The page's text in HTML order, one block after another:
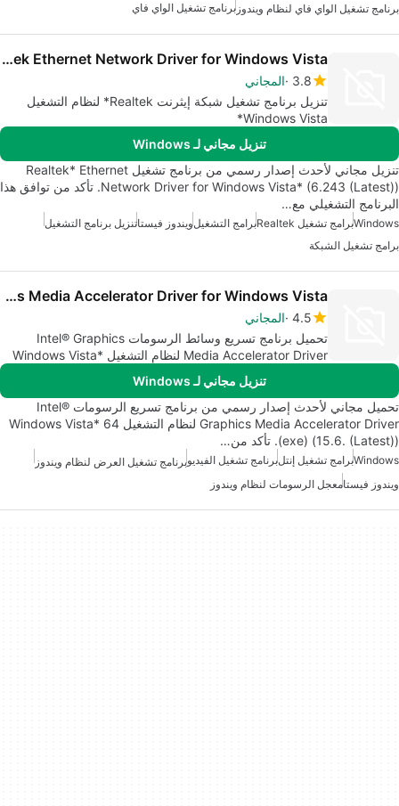
برنامج تشغيل الواي فاي لنظام ويندوز برنامج تشغيل الواي فاي
Realtek Ethernet Network Driver for Windows Vista
3.8 المجاني
تنزيل برنامج تشغيل شبكة إيثرنت Realtek* لنظام التشغيل
Windows Vista*
تنزيل مجاني لـ Windows
تنزيل مجاني لأحدث إصدار رسمي من برنامج تشغيل Realtek* Ethernet
Network Driver for Windows Vista* (6.243 (Latest)). تأكد من توافق هذا
البرنامج التشغيلي مع…
Windowsبرامج تشغيل Realtek برامج التشغيلويندوز فيستاتنزيل برنامج التشغيل
برامج تشغيل الشبكة
Intel Graphics Media Accelerator Driver for Windows Vista
4.5 المجاني
تحميل برنامج تسريع وسائط الرسومات Intel® Graphics
Media Accelerator Driver لنظام التشغيل Windows Vista*
تنزيل مجاني لـ Windows
تحميل مجاني لأحدث إصدار رسمي من برنامج تسريع الرسومات Intel®
Graphics Media Accelerator Driver لنظام التشغيل Windows Vista* 64
(exe) (15.6. (Latest)). تأكد من…
Windowsبرامج تشغيل إنتلبرنامج تشغيل الفيديوبرنامج تشغيل العرض لنظام ويندوز
ويندوز فيستامعجل الرسومات لنظام ويندوز